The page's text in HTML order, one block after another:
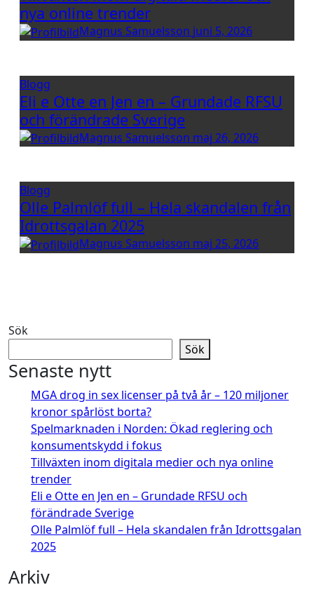
nya online trender
Magnus Samuelsson juni 5, 2026
Blogg
Eli e Otte en Jen en – Grundade RFSU
och förändrade Sverige
Magnus Samuelsson maj 26, 2026
Blogg
Olle Palmlöf full – Hela skandalen från
Idrottsgalan 2025
Magnus Samuelsson maj 25, 2026
Sök
Sök
Senaste nytt
MGA drog in sex licenser på två år – 120 miljoner
kronor spårlöst borta?
Spelmarknaden i Norden: Ökad reglering och
konsumentskydd i fokus
Tillväxten inom digitala medier och nya online
trender
Eli e Otte en Jen en – Grundade RFSU och
förändrade Sverige
Olle Palmlöf full – Hela skandalen från Idrottsgalan
2025
Arkiv